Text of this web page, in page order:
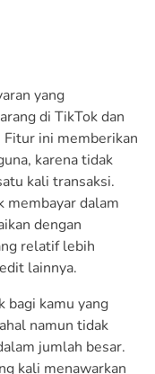
yang
di TikTok dan
Fitur ini memberikan
karena tidak
kali transaksi.
membayar dalam
dengan
relatif lebih
lainnya.
bagi kamu yang
namun tidak
jumlah besar.
kali menawarkan